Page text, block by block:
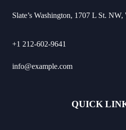
Slate’s Washington, 1707 L St.
+1 212-602-9641
info@example.com
QUICK